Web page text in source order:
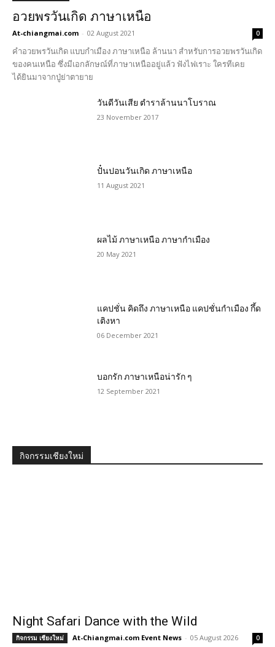
อวยพรวันเกิด ภาษาเหนือ
At-chiangmai.com - 02 August 2021 0
คำอวยพรวันเกิด แบบกำเมือง ภาษาเหนือ ล้านนา สำหรับการอวยพรวันเกิด
ของคนเหนือ ซึ่งมีเอกลักษณ์ที่ภาษาเหนืออยู่แล้ว ฟังไฟเราะ ใครทีเคย
ได้ยินมาจากปู่ย่าตายาย
วันดีวันเสีย ตำราล้านนาโบราณ
23 November 2017
ปั๋นปอนวันเกิด ภาษาเหนือ
11 August 2021
ผลไม้ ภาษาเหนือ ภาษากำเมือง
20 May 2021
แคปชั่น คิดถึง ภาษาเหนือ แคปชั่นกำเมือง กึ้ด
เติงหา
06 December 2021
บอกรัก ภาษาเหนือน่ารัก ๆ
12 September 2021
กิจกรรมเชียงใหม่
Night Safari Dance with the Wild
กิจกรรม เชียงใหม่ At-Chiangmai.com Event News - 05 August 2026 0